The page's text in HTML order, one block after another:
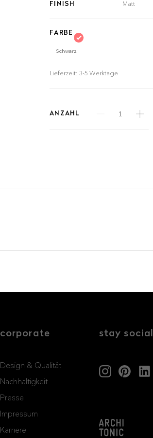
THE CORE OF NOW
JETZT ENTDECKEN >
FINISH Matt
FARBE
Schwarz
Lieferzeit: 3-5 Werktage
ANZAHL
corporate
Design & Qualität
Nachhaltigkeit
Presse
Impressum
Karriere
stay social